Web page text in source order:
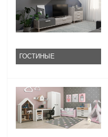
ГОСТИНЫЕ